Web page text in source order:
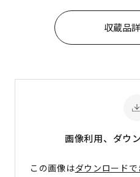
収蔵品
画像利用、ダウ
この画像はダウンロード